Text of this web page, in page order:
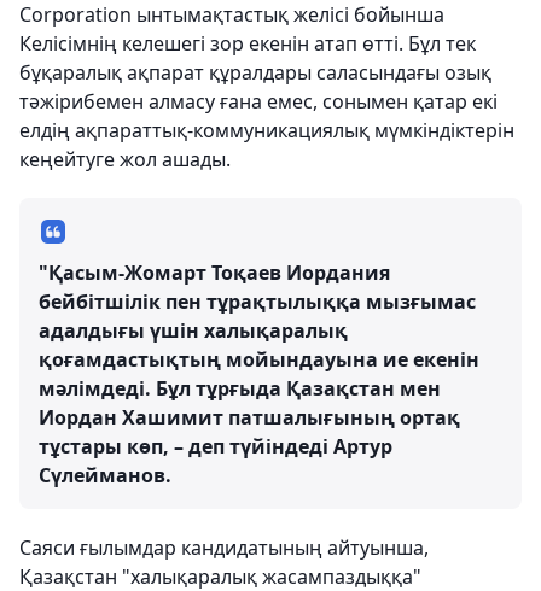
Corporation ынтымақтастық желісі бойынша
Келісімнің келешегі зор екенін атап өтті. Бұл тек
бұқаралық ақпарат құралдары саласындағы озық
тәжірибемен алмасу ғана емес, сонымен қатар екі
елдің ақпараттық-коммуникациялық мүмкіндіктерін
кеңейтуге жол ашады.
"Қасым-Жомарт Тоқаев Иордания
бейбітшілік пен тұрақтылыққа мызғымас
адалдығы үшін халықаралық
қоғамдастықтың мойындауына ие екенін
мәлімдеді. Бұл тұрғыда Қазақстан мен
Иордан Хашимит патшалығының ортақ
тұстары көп, – деп түйіндеді Артур
Сүлейманов.
Саяси ғылымдар кандидатының айтуынша,
Қазақстан "халықаралық жасампаздыққа"